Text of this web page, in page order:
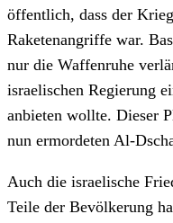
öffentlich, dass der
Raketenangriffe war.
nur die Waffenruhe
israelischen Regierung
anbieten wollte. Dieser
nun ermordeten Al-
Auch die israelische
Teile der Bevölkerung